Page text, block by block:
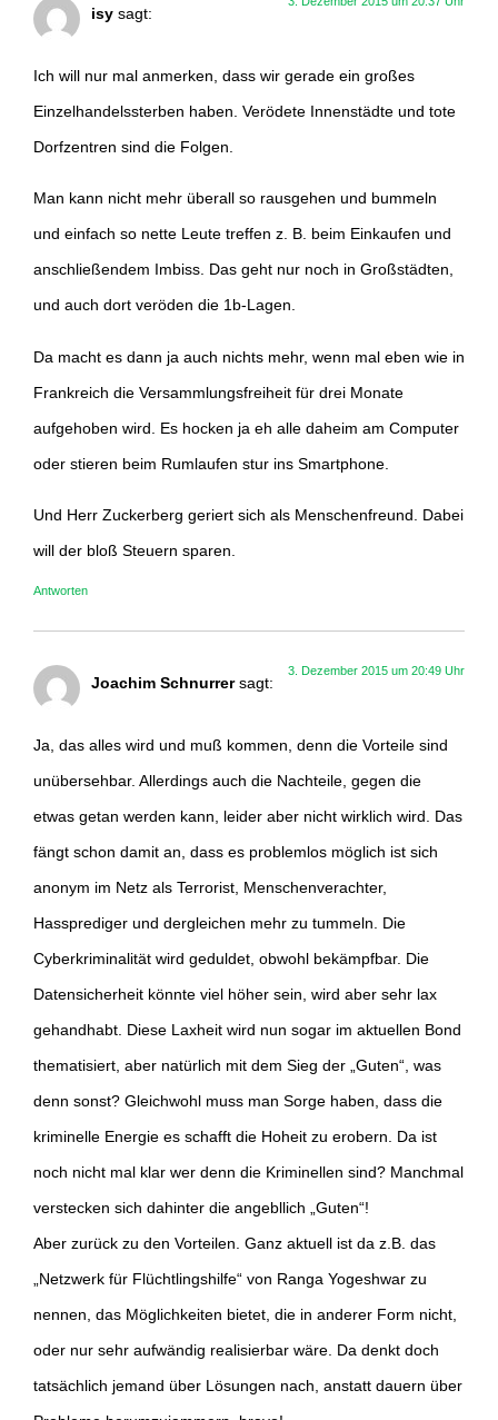
isy sagt:
Ich will nur mal anmerken, dass wir gerade ein großes
Einzelhandelssterben haben. Verödete Innenstädte und tote
Dorfzentren sind die Folgen.
Man kann nicht mehr überall so rausgehen und bummeln
und einfach so nette Leute treffen z. B. beim Einkaufen und
anschließendem Imbiss. Das geht nur noch in Großstädten,
und auch dort veröden die 1b-Lagen.
Da macht es dann ja auch nichts mehr, wenn mal eben wie in
Frankreich die Versammlungsfreiheit für drei Monate
aufgehoben wird. Es hocken ja eh alle daheim am Computer
oder stieren beim Rumlaufen stur ins Smartphone.
Und Herr Zuckerberg geriert sich als Menschenfreund. Dabei
will der bloß Steuern sparen.
Antworten
Joachim Schnurrer sagt:
3. Dezember 2015 um 20:49 Uhr
Ja, das alles wird und muß kommen, denn die Vorteile sind
unübersehbar. Allerdings auch die Nachteile, gegen die
etwas getan werden kann, leider aber nicht wirklich wird. Das
fängt schon damit an, dass es problemlos möglich ist sich
anonym im Netz als Terrorist, Menschenverachter,
Hassprediger und dergleichen mehr zu tummeln. Die
Cyberkriminalität wird geduldet, obwohl bekämpfbar. Die
Datensicherheit könnte viel höher sein, wird aber sehr lax
gehandhabt. Diese Laxheit wird nun sogar im aktuellen Bond
thematisiert, aber natürlich mit dem Sieg der „Guten“, was
denn sonst? Gleichwohl muss man Sorge haben, dass die
kriminelle Energie es schafft die Hoheit zu erobern. Da ist
noch nicht mal klar wer denn die Kriminellen sind? Manchmal
verstecken sich dahinter die angebllich „Guten“!
Aber zurück zu den Vorteilen. Ganz aktuell ist da z.B. das
„Netzwerk für Flüchtlingshilfe“ von Ranga Yogeshwar zu
nennen, das Möglichkeiten bietet, die in anderer Form nicht,
oder nur sehr aufwändig realisierbar wäre. Da denkt doch
tatsächlich jemand über Lösungen nach, anstatt dauern über